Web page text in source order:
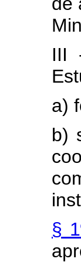
III
a)
b)
§